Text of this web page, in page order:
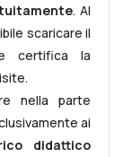
. Al
scaricare il
certifica la
nella parte
ai
didattico